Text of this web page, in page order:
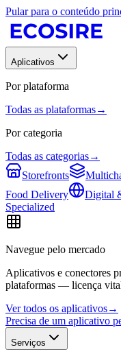
Pular para o conteúdo
Aplicativos
Por plataforma
Todas as plataformas→
Por categoria
Todas as categorias→
Storefronts
Food Delivery
Digital
Specialized
Navegue pelo mercado
Aplicativos e conectores
plataformas — licença
Ver todos os aplicativos→
Precisa de um aplicativo
Serviços